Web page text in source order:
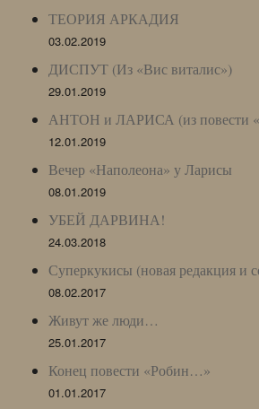
ТЕОРИЯ АРКАДИЯ
03.02.2019
ДИСПУТ (Из «Вис виталис»)
29.01.2019
АНТОН и ЛАРИСА (из повести
12.01.2019
Вечер «Наполеона» у Ларисы
08.01.2019
УБЕЙ ДАРВИНА!
24.03.2018
Суперкукисы (новая редакция и
08.02.2017
Живут же люди…
25.01.2017
Конец повести «Робин…»
01.01.2017